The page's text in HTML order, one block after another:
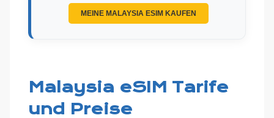
MEINE MALAYSIA ESIM KAUFEN
Malaysia eSIM Tarife
und Preise